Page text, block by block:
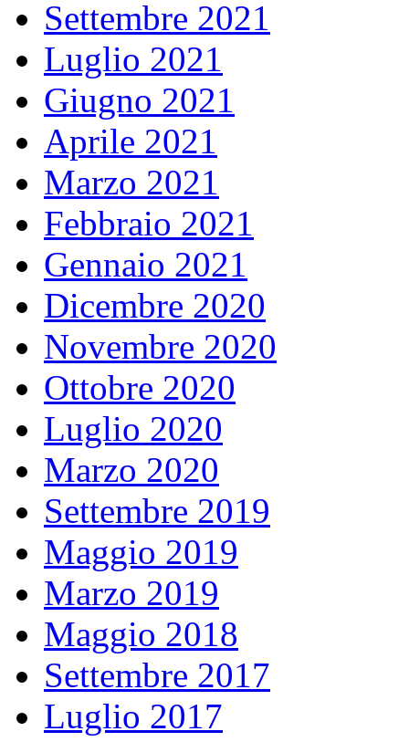
Settembre 2021
Luglio 2021
Giugno 2021
Aprile 2021
Marzo 2021
Febbraio 2021
Gennaio 2021
Dicembre 2020
Novembre 2020
Ottobre 2020
Luglio 2020
Marzo 2020
Settembre 2019
Maggio 2019
Marzo 2019
Maggio 2018
Settembre 2017
Luglio 2017